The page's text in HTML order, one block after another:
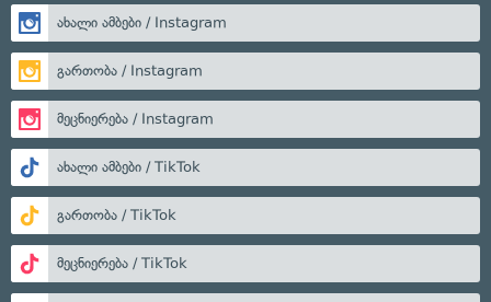
ახალი ამბები / Instagram
გართობა / Instagram
მეცნიერება / Instagram
ახალი ამბები / TikTok
გართობა / TikTok
მეცნიერება / TikTok